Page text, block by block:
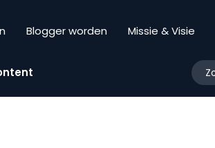
Blogger worden Missie & Visie